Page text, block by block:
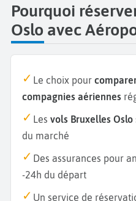
Pourquoi
Oslo avec
Le choix pour
compagnies aériennes
Les vols Bruxelles Oslo
du marché
Des assurances pour
-24h du départ
Un service de